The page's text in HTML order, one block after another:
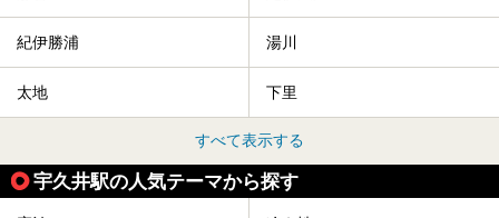
紀伊勝浦 湯川
太地 下里
すべて表示する
宇久井駅の人気テーマから探す